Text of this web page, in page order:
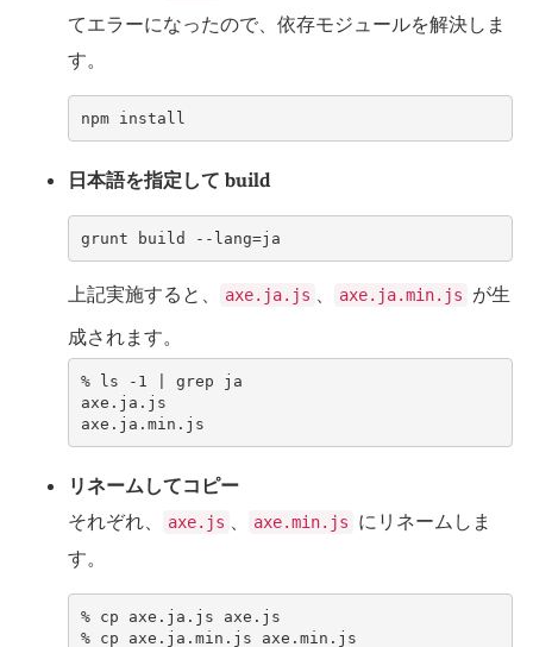
てエラーになったので、依存モジュールを解決しま
す。
npm install
日本語を指定して build
grunt build --lang=ja
上記実施すると、 axe.ja.js 、 axe.ja.min.js
が生
成されます。
% ls -1 grep
axe.ja.js
axe.ja.min.js
リネームしてコピー
それぞれ、
axe.js 、 axe.min.js
にリネームしま
す。
% cp axe.ja.js
% cp axe.ja.min.js